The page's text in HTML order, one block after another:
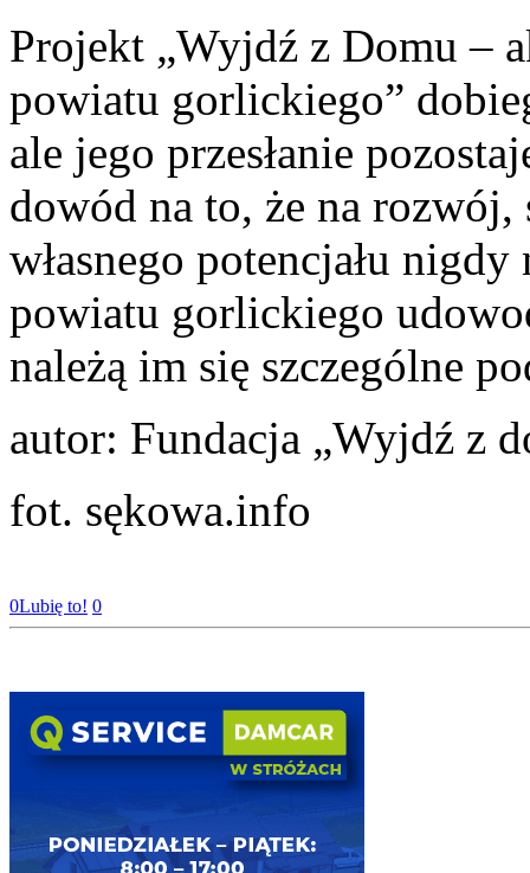
Projekt „Wyjdź z Domu –
powiatu gorlickiego”
ale jego przesłanie
dowód na to, że na rozwój,
własnego potencjału
powiatu gorlickiego
należą im się szczególne
autor: Fundacja „Wyjdź z
fot. sękowa.info
0Lubię to! 0